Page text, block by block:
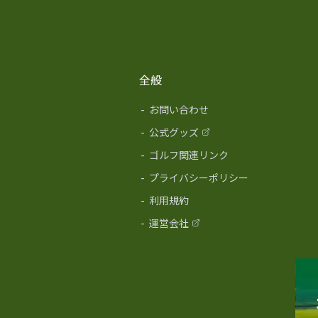
全般
- お問い合わせ
- 公式グッズ
- ゴルフ関連リンク
- プライバシーポリシー
- 利用規約
- 運営会社